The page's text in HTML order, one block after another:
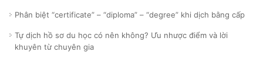
Phân biệt “certificate” – “diploma” – “degree” khi dịch bằng cấp
Tự dịch hồ sơ du học có nên không? Ưu nhược điểm và lời
khuyên từ chuyên gia